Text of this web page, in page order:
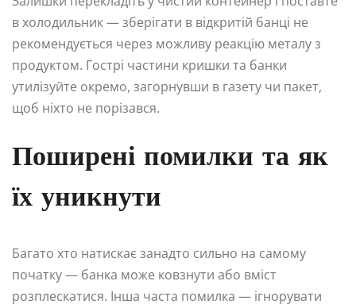
в холодильник — зберігати в відкритій банці не
рекомендується через можливу реакцію металу з
продуктом. Гострі частини кришки та банки
утилізуйте окремо, загорнувши в газету чи пакет,
щоб ніхто не порізався.
Поширені помилки та як
їх уникнути
Багато хто натискає занадто сильно на самому
початку — банка може ковзнути або вміст
розплескатися. Інша часта помилка — ігнорувати